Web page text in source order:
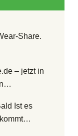
Share.
– jetzt in
Ist es